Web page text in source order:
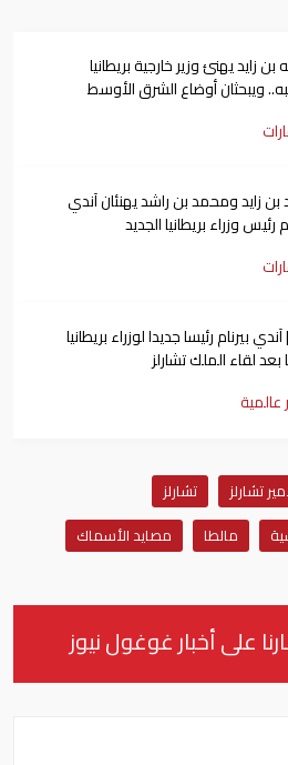
بن زايد يهنئ وزير خارجية بريطانيا
ويبحثان أوضاع الشرق الأوسط
زايد ومحمد بن راشد يهنئان آندي
رئيس وزراء بريطانيا الجديد
بيرنام رئيسا جديدا لوزراء بريطانيا
لقاء الملك تشارلز
عالمية
تشارلز
تشارلز
مالطا
مصايد الأسماك
على أخبار غوغول نيوز